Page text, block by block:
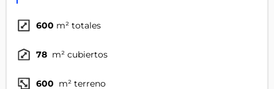
600 m² totales
78 m² cubiertos
600 m² terreno